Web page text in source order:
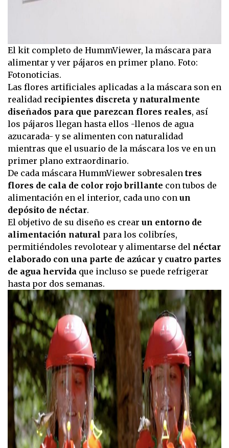
El kit completo de HummViewer, la máscara para
alimentar y ver pájaros en primer plano. Foto:
Fotonoticias.
Las flores artificiales aplicadas a la máscara son en
realidad recipientes discreta y naturalmente
diseñados para que parezcan flores reales, así
los pájaros llegan hasta ellos -llenos de agua
azucarada- y se alimenten con naturalidad
mientras que el usuario de la máscara los ve en un
primer plano extraordinario.
De cada máscara HummViewer sobresalen tres
flores de cala de color rojo brillante con tubos de
alimentación en el interior, cada uno con un
depósito de néctar.
El objetivo de su diseño es crear un entorno de
alimentación natural para los colibríes,
permitiéndoles revolotear y alimentarse del néctar
elaborado con una parte de azúcar y cuatro partes
de agua hervida que incluso se puede refrigerar
hasta por dos semanas.